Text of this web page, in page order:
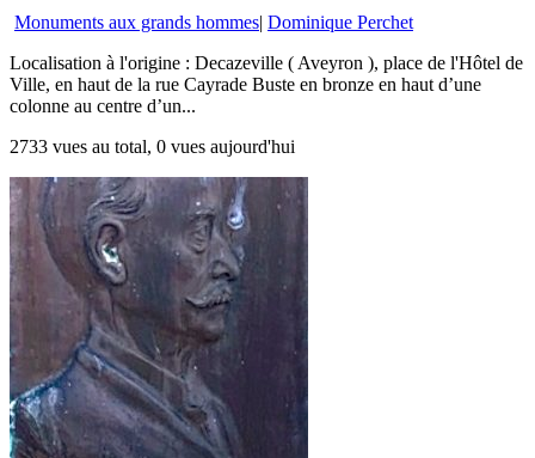
Monuments aux grands hommes| Dominique Perchet
Localisation à l'origine : Decazeville ( Aveyron ), place de l'Hôtel de
Ville, en haut de la rue Cayrade Buste en bronze en haut d’une
colonne au centre d’un...
2733 vues au total, 0 vues aujourd'hui